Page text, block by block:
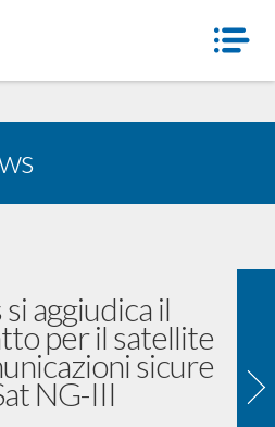
aggiudica il
per il satellite
sicure
NG-III